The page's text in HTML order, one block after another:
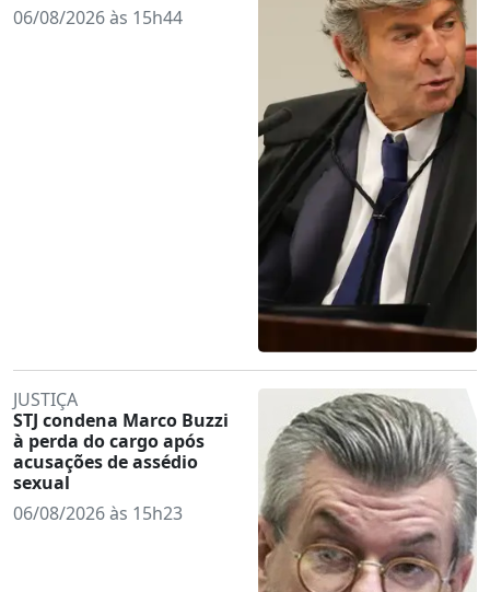
06/08/2026 às 15h44
JUSTIÇA
STJ condena Marco Buzzi
à perda do cargo após
acusações de assédio
sexual
06/08/2026 às 15h23